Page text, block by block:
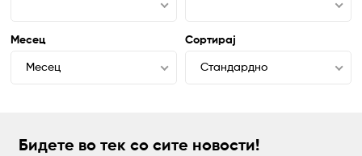
Месец
Месец
Сортирај
Стандардно
Бидете во тек со сите новости!